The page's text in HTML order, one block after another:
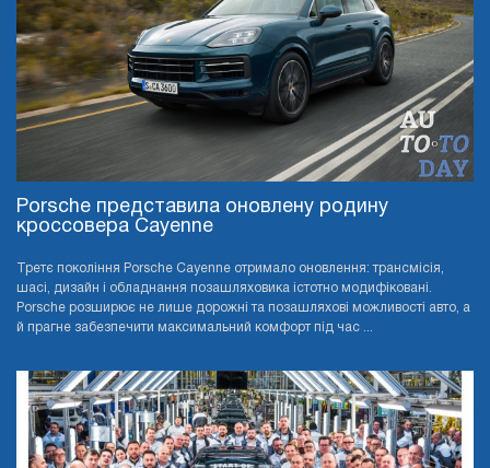
Porsche представила оновлену родину
кроссовера Cayenne
Третє покоління Porsche Cayenne отримало оновлення: трансмісія,
шасі, дизайн і обладнання позашляховика істотно модифіковані.
Porsche розширює не лише дорожні та позашляхові можливості авто, а
й прагне забезпечити максимальний комфорт під час ...